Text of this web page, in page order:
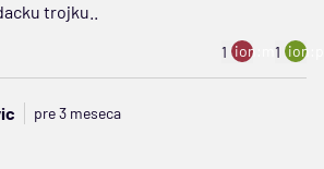
trojku..
1 ion:minus
1
pre 3 meseca